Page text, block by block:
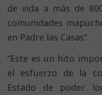
de vida a más de
comunidades
en Padre las Casas”.
“Este es un hito
el esfuerzo de la
Estado de poder